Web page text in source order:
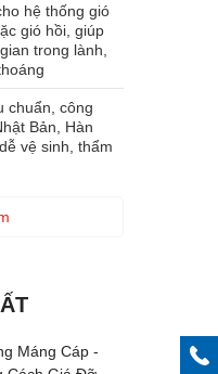
hệ thống gió
gió hồi, giúp
trong lành,
chuẩn, công
Bản, Hàn
vệ sinh, thẩm
Máng Cáp -